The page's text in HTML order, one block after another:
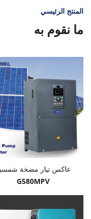
المنتج الرئيسي
ما نقوم به
عاكس تيار مضخة
G580MPV